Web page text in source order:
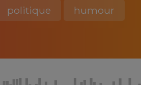
politique humour